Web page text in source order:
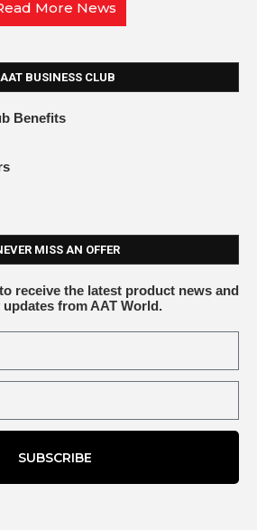
More News
AAT BUSINESS CLUB
Benefits
MISS AN OFFER
receive the latest product news and
from AAT World.
SUBSCRIBE